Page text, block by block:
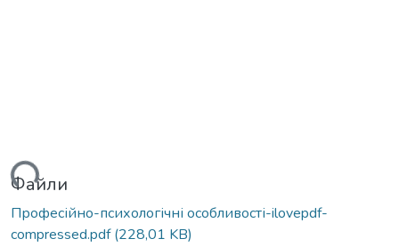
Файли
Професійно-психологічні особливості-ilovepdf-
compressed.pdf(228,01 KB)